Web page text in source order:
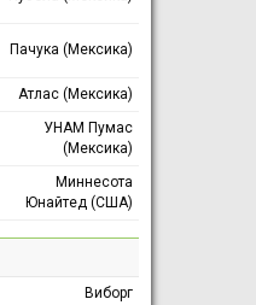
Пачука (Мексика)
Атлас (Мексика)
УНАМ Пумас
(Мексика)
Миннесота
Юнайтед (США)
Виборг